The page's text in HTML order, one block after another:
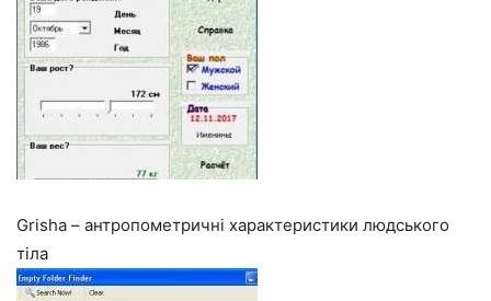
Grisha – антропометричні характеристики людського
тіла